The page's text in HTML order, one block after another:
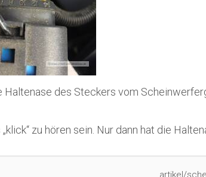
Haltenase des Steckers vom
zu hören sein. Nur dann hat die
artikel/